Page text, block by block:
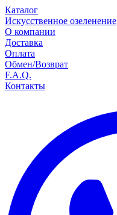
Каталог
Искусственное озеленение
О компании
Доставка
Оплата
Обмен/Возврат
F.A.Q.
Контакты